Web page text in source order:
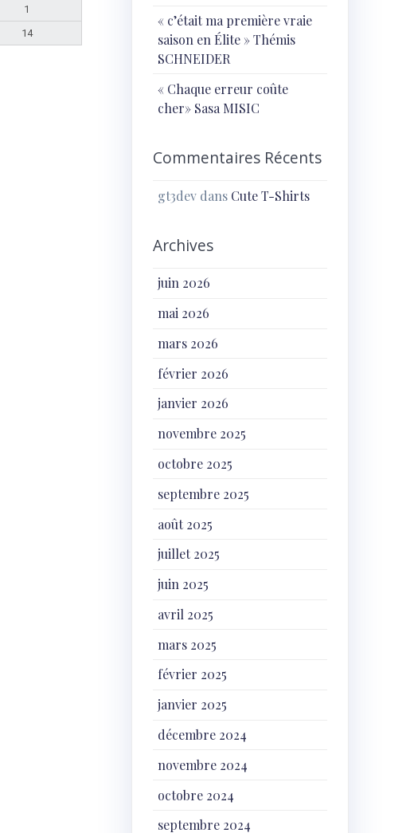
1
14
« c’était ma première vraie
saison en Élite » Thémis
SCHNEIDER
« Chaque erreur coûte
cher» Sasa MISIC
Commentaires Récents
gt3dev dans Cute T-Shirts
Archives
juin 2026
mai 2026
mars 2026
février 2026
janvier 2026
novembre 2025
octobre 2025
septembre 2025
août 2025
juillet 2025
juin 2025
avril 2025
mars 2025
février 2025
janvier 2025
décembre 2024
novembre 2024
octobre 2024
septembre 2024